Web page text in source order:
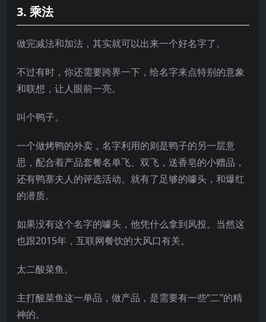
3. 乘法
做完减法和加法，其实就可以出来一个好名字了。
不过有时，你还需要跨界一下，给名字来点特别的意象
和联想，让人眼前一亮。
叫个鸭子。
一个做烤鸭的外卖，名字利用的则是鸭子的另一层意
思，配合着产品套餐名单飞、双飞，送香皂的小赠品，
还有鸭寨夫人的评选活动。就有了足够的噱头，和爆红
的潜质。
如果没有这个名字的噱头，他凭什么拿到风投。当然这
也跟2015年，互联网餐饮的大风口有关。
太二酸菜鱼。
主打酸菜鱼这一单品，做产品，是需要有一些“二”的精
神的。